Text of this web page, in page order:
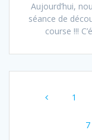
Aujourd’hui,
séance de
course !!!
Page
1
7